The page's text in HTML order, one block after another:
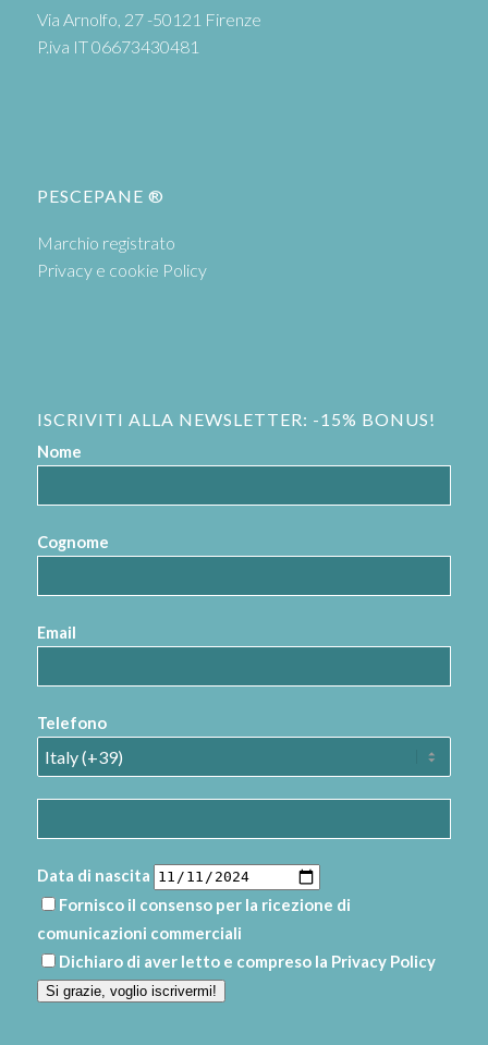
Via Arnolfo, 27 -50121 Firenze
P.iva IT 06673430481
PESCEPANE ®
Marchio registrato
Privacy e cookie Policy
ISCRIVITI ALLA NEWSLETTER: -15% BONUS!
Nome
Cognome
Email
Telefono
Data di nascita
Fornisco il consenso per la ricezione di
comunicazioni commerciali
Dichiaro di aver letto e compreso la Privacy Policy
Si grazie, voglio iscrivermi!